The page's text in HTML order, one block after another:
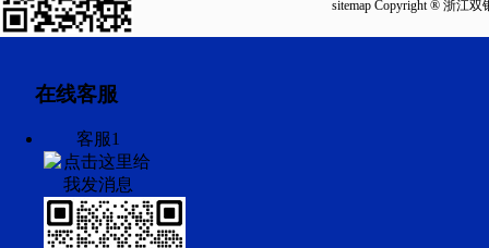
sitemapCopyright ® 浙江双
在线客服
客服1